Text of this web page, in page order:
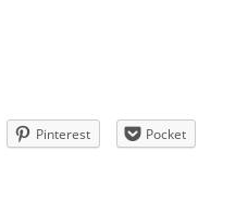
Pinterest
Pocket